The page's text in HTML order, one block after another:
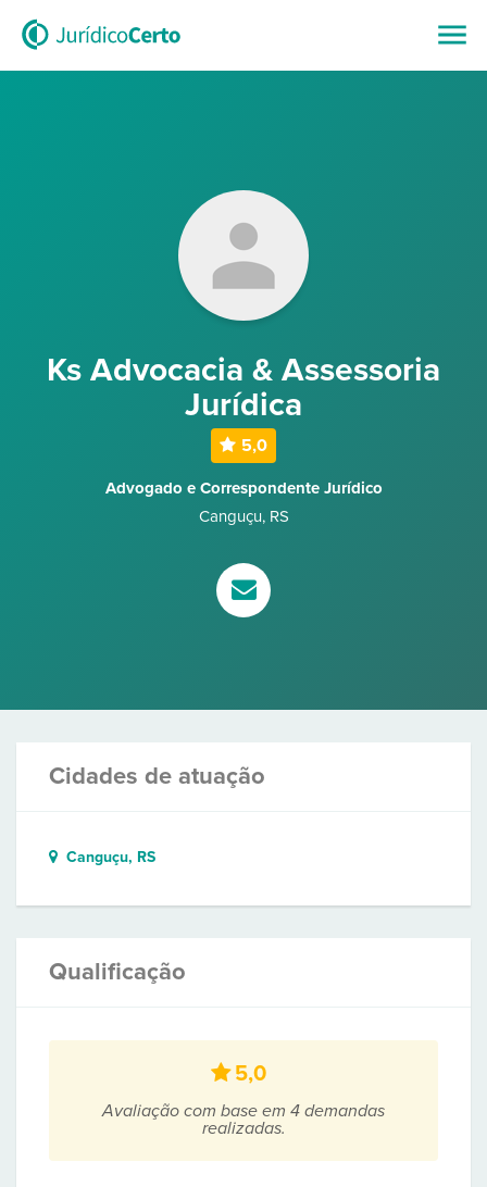
Ks Advocacia & Assessoria
Jurídica
5,0
Advogado e Correspondente Jurídico
Canguçu, RS
Cidades de atuação
Canguçu, RS
Qualificação
5,0
Avaliação com base em 4 demandas
realizadas.